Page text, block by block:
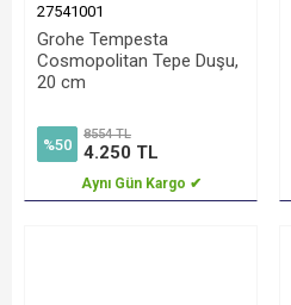
27541001
Grohe Tempesta
Cosmopolitan Tepe Duşu,
20 cm
%50
8554 TL
4.250 TL
Aynı Gün Kargo ✔